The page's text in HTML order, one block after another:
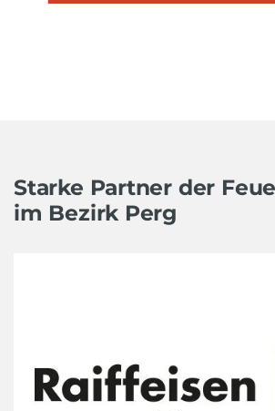
Starke Partner der
im Bezirk Perg